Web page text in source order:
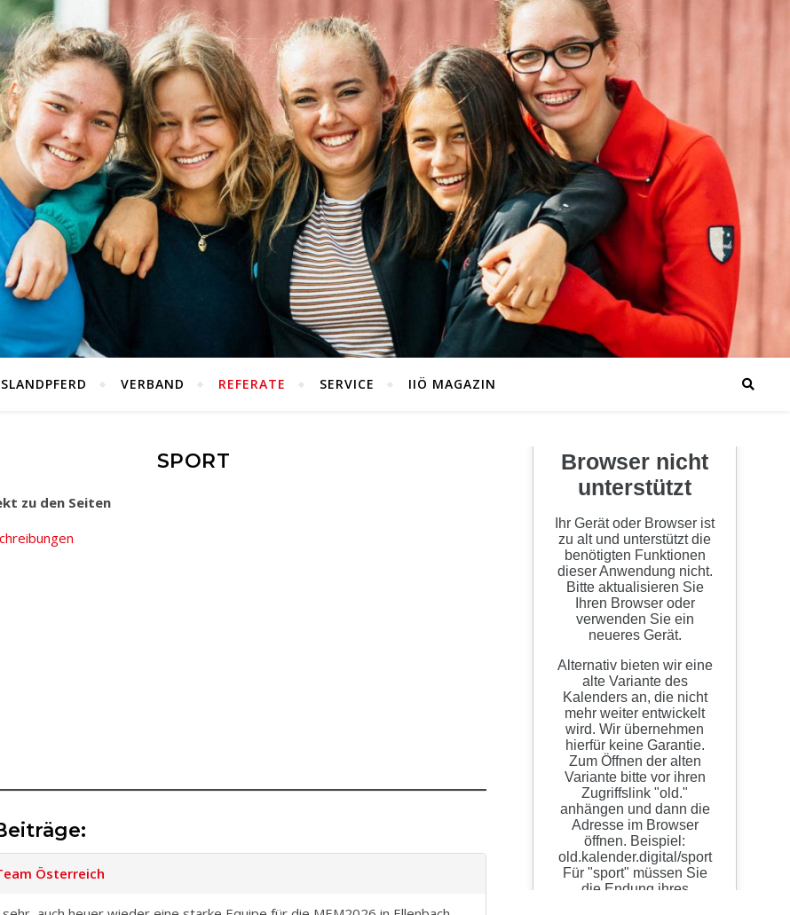
VERBAND REFERATE SERVICE IIÖ MAGAZIN
SPORT
zu den Seiten
Österreich